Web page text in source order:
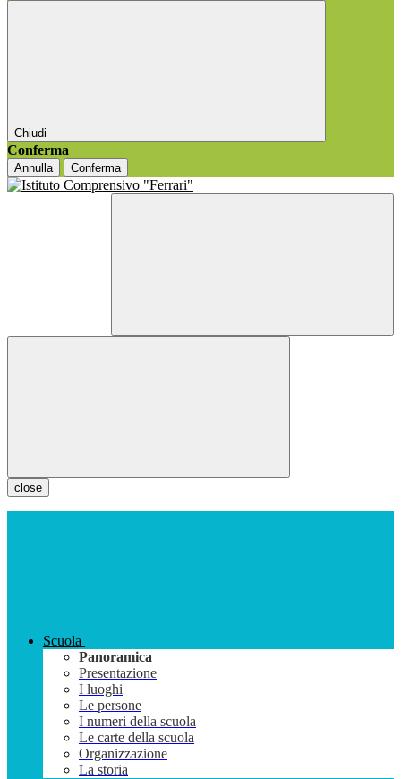
Chiudi
Conferma
Annulla Conferma
close
Scuola
Panoramica
Presentazione
I luoghi
Le persone
I numeri della scuola
Le carte della scuola
Organizzazione
La storia